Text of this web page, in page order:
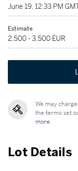
June 19, 12:33 PM
Estimate
2,500 - 3,500 EUR
We may
the terms set
more.
Lot Details